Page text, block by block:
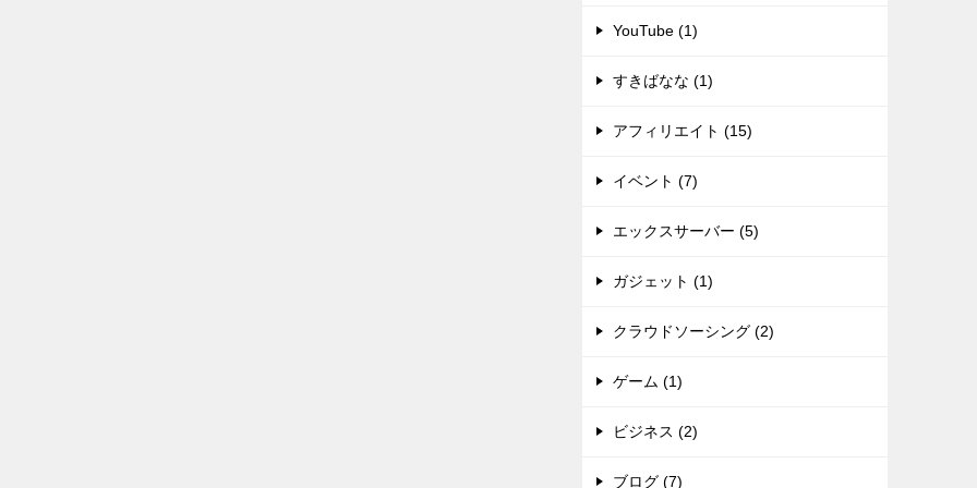
YouTube (1)
すきばなな (1)
アフィリエイト (15)
イベント (7)
エックスサーバー (5)
ガジェット (1)
クラウドソーシング (2)
ゲーム (1)
ビジネス (2)
ブログ (7)